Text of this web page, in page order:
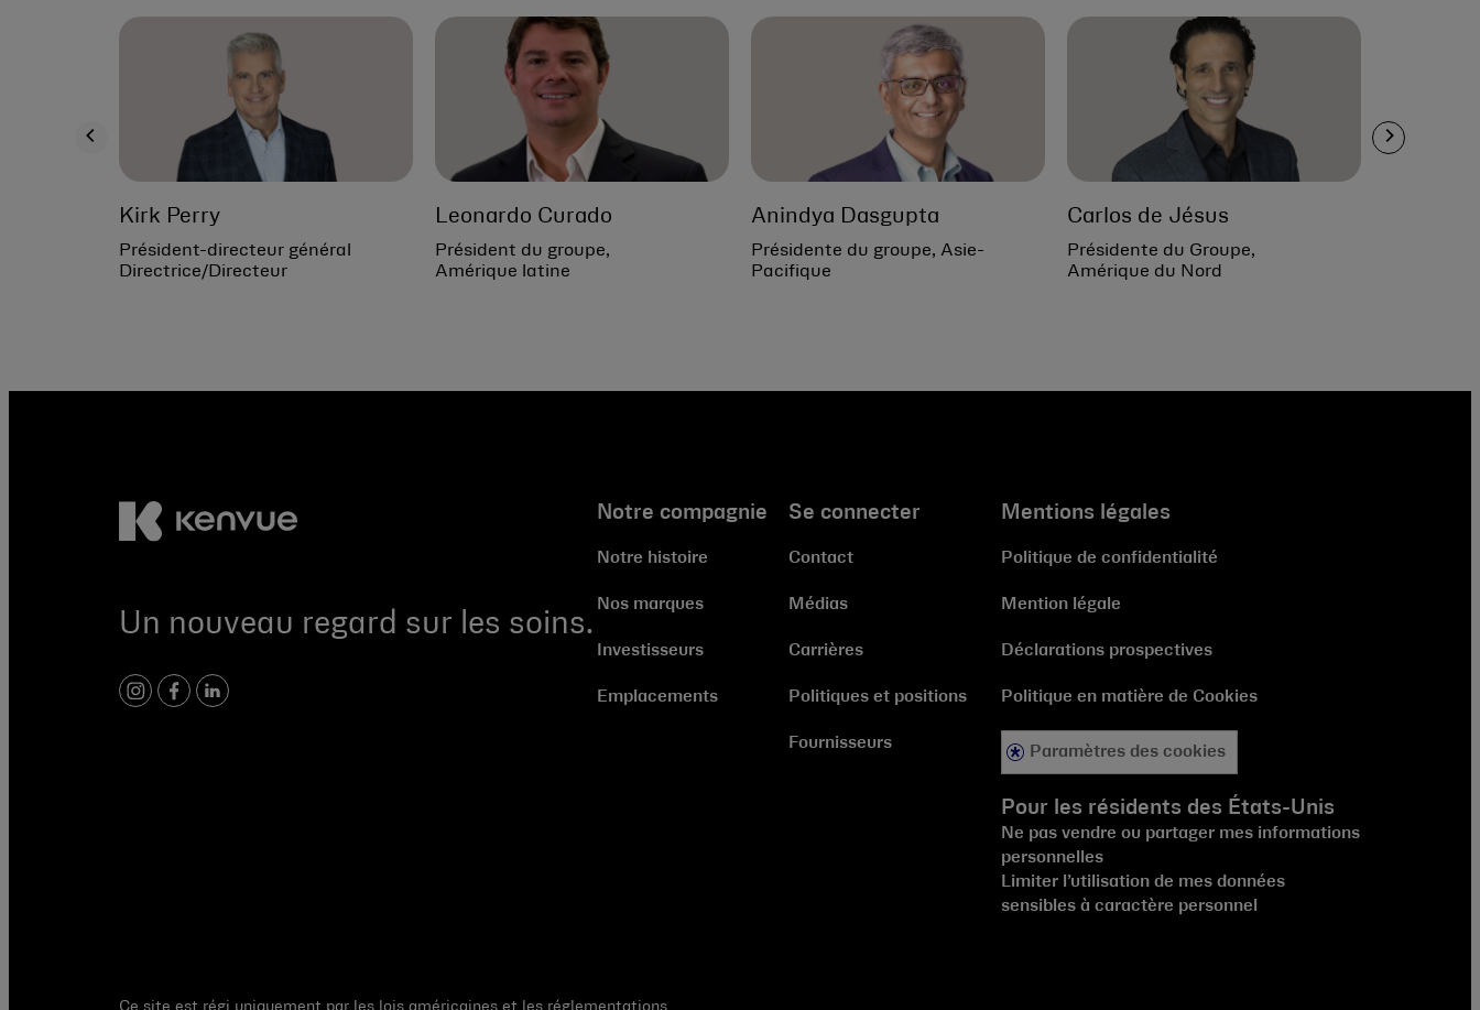
Kirk Perry
Président-directeur général
Directrice/Directeur
Leonardo Curado
Président du groupe,
Amérique latine
Anindya Dasgupta
Présidente du groupe, Asie-
Pacifique
Carlos de Jésus
Présidente du Groupe,
Amérique du Nord
Un nouveau regard sur les soins.
instagram
facebook
linkedin
Notre compagnie
Notre histoire
Nos marques
Investisseurs
Emplacements
Se connecter
Contact
Médias
Carrières
Politiques et positions
Fournisseurs
Mentions légales
Politique de confidentialité
Mention légale
Déclarations prospectives
Politique en matière de Cookies
Paramètres des cookies
Pour les résidents des États-Unis
Ne pas vendre ou partager mes informations
personnelles
Limiter l’utilisation de mes données
sensibles à caractère personnel
Ce site est régi uniquement par les lois américaines et les réglementations